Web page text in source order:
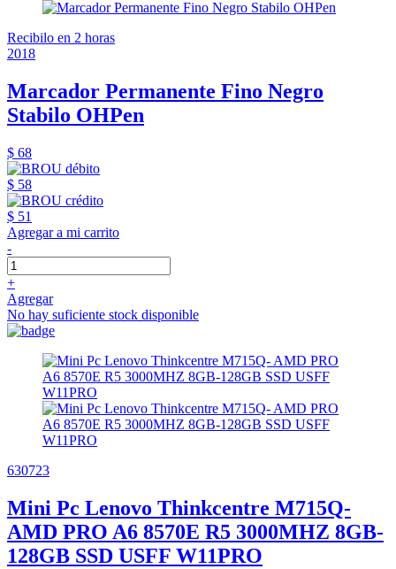
Recibilo en 2 horas
2018
Marcador Permanente Fino Negro
Stabilo OHPen
$ 68
$ 58
$ 51
Agregar a mi carrito
-
+
Agregar
No hay suficiente stock disponible
630723
Mini Pc Lenovo Thinkcentre M715Q-
AMD PRO A6 8570E R5 3000MHZ 8GB-
128GB SSD USFF W11PRO